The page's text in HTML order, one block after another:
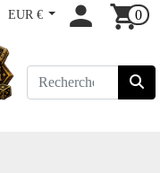
EUR € 0